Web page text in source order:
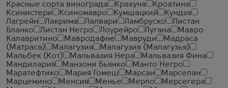
Красные сорта винограда
Крахуна
Кроатина
Ксинистери
Ксиномавро Кумшацкий
Кундза
Лагрейн
Лакрима Лалвари Ламбруско
Листан
Бланко
Листан Негро Лоурейро Лугана
Мавро
Калавритино
Мавродафне Мавруди
Мадраса
(Матраса)
Малагузия
Малагузия (Малагузья)
Мальбек (Кот)
Мальвазия Нера
Мальвазия Фина
Мандилария
Манзони Бьянко
Манто Негро
Маратефтико
Мария Гомеш Марсан
Марселан
Марцемино
Менсия Менье Мерло
Мерсегера